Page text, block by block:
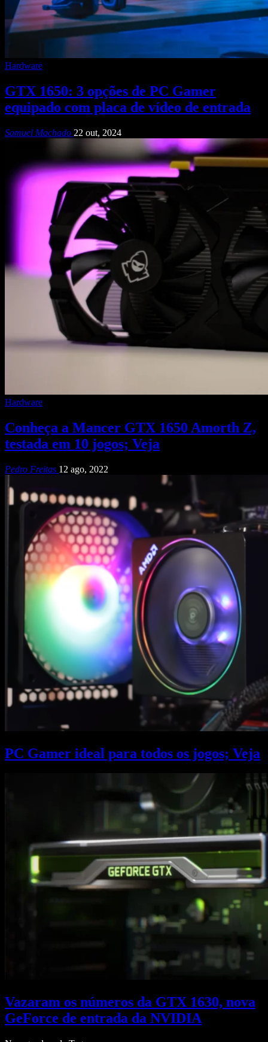
Hardware
GTX 1650: 3 opções de PC Gamer
equipado com placa de vídeo de entrada
Samuel Machado 22 out, 2024
Hardware
Conheça a Mancer GTX 1650 Amorth Z,
testada em 10 jogos; Veja
Pedro Freitas 12 ago, 2022
PC Gamer ideal para todos os jogos; Veja
Vazaram os números da GTX 1630, nova
GeForce de entrada da NVIDIA